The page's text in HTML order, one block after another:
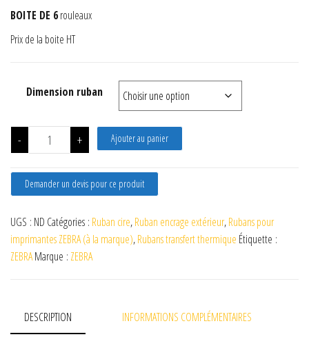
BOITE DE 6rouleaux
Prix de la boite HT
Dimension ruban
- quantité de Ruban cire ZEBRA 2300 OUT
+ Ajouter au panier
Demander un devis pour ce produit
UGS : ND Catégories : Ruban cire,Ruban encrage extérieur,Rubans pour
imprimantes ZEBRA (à la marque),Rubans transfert thermique Étiquette :
ZEBRAMarque : ZEBRA
DESCRIPTION INFORMATIONS COMPLÉMENTAIRES